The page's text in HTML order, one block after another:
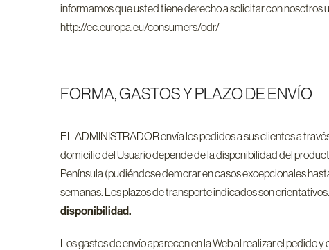
informamos que usted tiene derecho a solicitar con
http://ec.europa.eu/consumers/odr/
FORMA, GASTOS Y PLAZO DE ENVÍO
EL ADMINISTRADOR envía los pedidos a sus clientes a
domicilio del Usuario depende de la disponibilidad del
Península (pudiéndose demorar en casos excepcionales
semanas. Los plazos de transporte indicados son orientativos.
disponibilidad.
Los gastos de envío aparecen en la Web al realizar el pedido